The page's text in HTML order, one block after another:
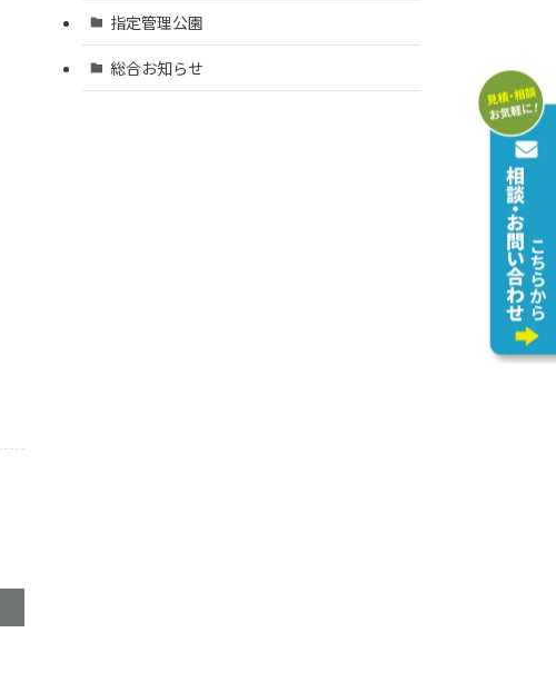
指定管理公園
総合お知らせ